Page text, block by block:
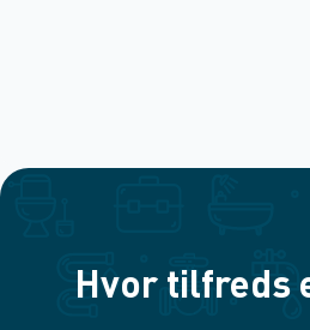
Hvor tilfreds